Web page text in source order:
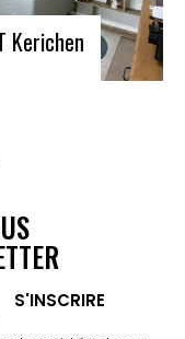
Kerichen
S'INSCRIRE